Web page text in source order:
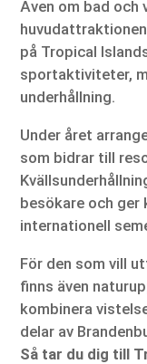
Även om bad
på Tropical
sportaktiviteter,
underhållning.
Under året
som bidrar till
besökare och ger
internationell
För den som vill
finns även
kombinera
delar av
Så tar du dig till